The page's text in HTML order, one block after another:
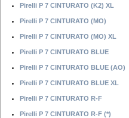
Pirelli P 7 CINTURATO (K2) XL
Pirelli P 7 CINTURATO (MO)
Pirelli P 7 CINTURATO (MO) XL
Pirelli P 7 CINTURATO BLUE
Pirelli P 7 CINTURATO BLUE (AO)
Pirelli P 7 CINTURATO BLUE XL
Pirelli P 7 CINTURATO R-F
Pirelli P 7 CINTURATO R-F (*)